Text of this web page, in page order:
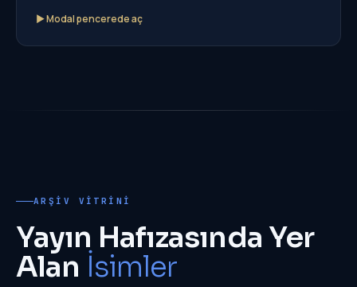
▶ Modal pencerede aç
ARŞIV VITRINI
Yayın Hafızasında Yer
Alan İsimler